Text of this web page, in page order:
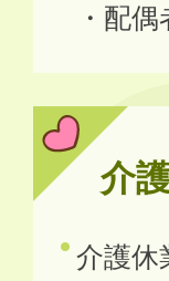
・配
介
介護休